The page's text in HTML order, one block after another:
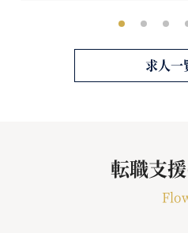
求人一
転職支